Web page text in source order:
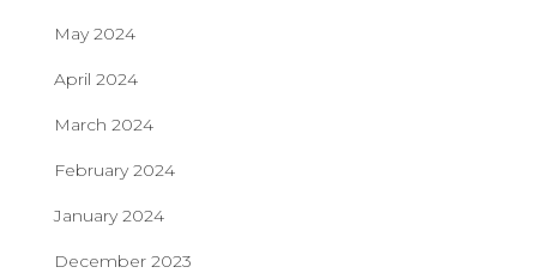
May 2024
April 2024
March 2024
February 2024
January 2024
December 2023